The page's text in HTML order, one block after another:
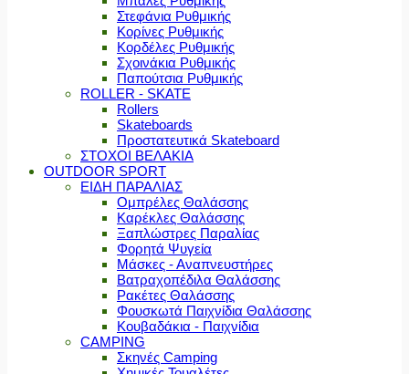
Στεφάνια Ρυθμικής
Κορίνες Ρυθμικής
Κορδέλες Ρυθμικής
Σχοινάκια Ρυθμικής
Παπούτσια Ρυθμικής
ROLLER - SKATE
Rollers
Skateboards
Προστατευτικά Skateboard
ΣΤΟΧΟΙ ΒΕΛΑΚΙΑ
OUTDOOR SPORT
ΕΙΔΗ ΠΑΡΑΛΙΑΣ
Ομπρέλες Θαλάσσης
Καρέκλες Θαλάσσης
Ξαπλώστρες Παραλίας
Φορητά Ψυγεία
Μάσκες - Αναπνευστήρες
Βατραχοπέδιλα Θαλάσσης
Ρακέτες Θαλάσσης
Φουσκωτά Παιχνίδια Θαλάσσης
Κουβαδάκια - Παιχνίδια
CAMPING
Σκηνές Camping